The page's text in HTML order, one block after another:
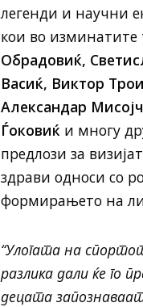
легенди и научни
кои во изминатите
Обрадовиќ,
Васиќ, Виктор
Александар
Ѓоковиќ и многу
предлози за
здрави односи со
формирањето на
“Улогата на
разлика дали ќе го
децата